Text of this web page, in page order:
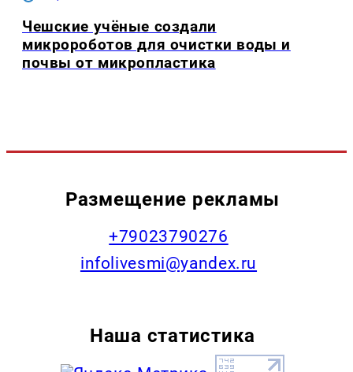
Чешские учёные создали
микророботов для очистки воды и
почвы от микропластика
Размещение рекламы
+79023790276
infolivesmi@yandex.ru
Наша статистика